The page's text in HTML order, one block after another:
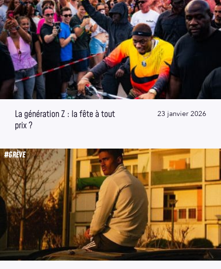
La génération Z : la fête à tout
prix ?
23 janvier 2026
#GRÈVE